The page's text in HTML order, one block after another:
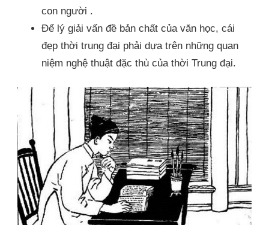
con người .
Để lý giải vấn đề bản chất của văn học, cái
đẹp thời trung đại phải dựa trên những quan
niệm nghệ thuật đặc thù của thời Trung đại.